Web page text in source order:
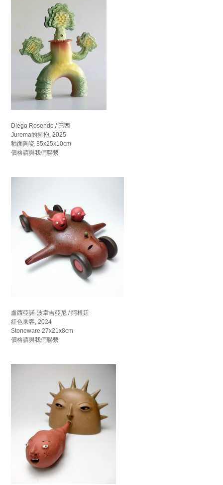
Diego Rosendo / 巴西
Jurema的擁抱, 2025
釉面陶瓷 35x25x10cm
價格請與我們聯繫
盧西亞諾·波韋吉亞尼 / 阿根廷
紅色乘客, 2024
Stoneware 27x21x8cm
價格請與我們聯繫